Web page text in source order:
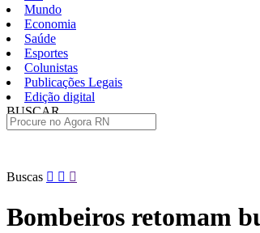
Mundo
Economia
Saúde
Esportes
Colunistas
Publicações Legais
Edição digital
BUSCAR
Pular
conteúdo
Buscas
Bombeiros retomam